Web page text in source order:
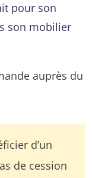
pour son
son mobilier
auprès du
d’un
de cession